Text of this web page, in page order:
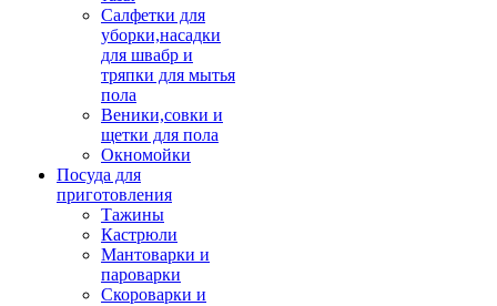
Салфетки для
уборки,насадки
для швабр и
тряпки для мытья
пола
Веники,совки и
щетки для пола
Окномойки
Посуда для
приготовления
Тажины
Кастрюли
Мантоварки и
пароварки
Скороварки и